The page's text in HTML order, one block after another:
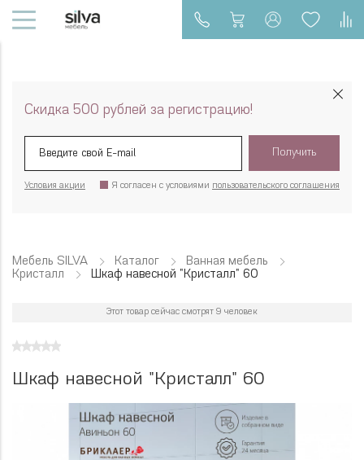
Скидка 500 рублей за регистрацию!
Получить
Я согласен с условиями пользовательского соглашения
Условия акции
Мебель SILVA Каталог
Ванная мебель
Кристалл
Шкаф навесной "Кристалл" 60
Этот товар сейчас смотрят 9 человек
Шкаф навесной "Кристалл" 60